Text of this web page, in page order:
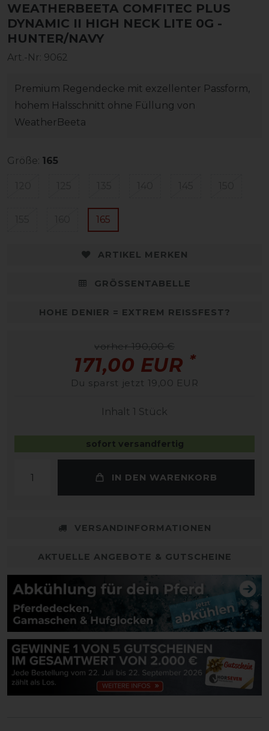
WEATHERBEETA COMFITEC PLUS
DYNAMIC II HIGH NECK LITE 0G -
HUNTER/NAVY
Art.-Nr: 9062
Premium Regendecke mit exzellenter Passform,
hohem Halsschnitt ohne Füllung von
WeatherBeeta
Größe: 165
165
ARTIKEL MERKEN
GRÖSSENTABELLE
HOHE DENIER = EXTREM REISSFEST?
vorher 190,00 €
171,00 EUR *
Du sparst jetzt 19,00 EUR
Inhalt 1 Stück
sofort versandfertig
IN DEN WARENKORB
VERSANDINFORMATIONEN
AKTUELLE ANGEBOTE & GUTSCHEINE